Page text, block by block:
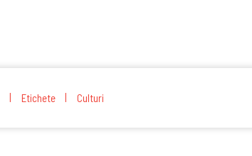
Etichete Culturi